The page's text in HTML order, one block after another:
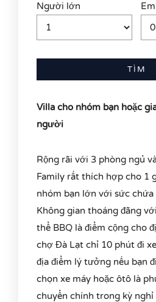
Người lớn
Villa cho nhóm bạn hoặc
người
Rộng rãi với 3 phòng ngủ
Family rất thích hợp cho 1
nhóm bạn lớn với sức
Không gian thoáng đãng
thể BBQ là điểm cộng cho
chợ Đà Lạt chỉ 10 phút đi
địa điểm lý tưởng nếu bạn
chọn xe máy hoặc ôtô là
chuyển chính trong kỳ nghỉ